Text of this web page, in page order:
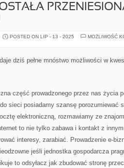
POSTED ON LIP - 13 - 2025
MOŻLIWOŚĆ
dziś pełne mnóstwo możliwości w
część prowadzonego przez nas życia
do sieci posiadamy szansę porozumiewać
elektroniczną, rozmawiamy ze
to nie tylko zabawa i kontakt z
interesy, zarabiać. Prowadzenie e-
jeśli jednostka gospodarcza
to odsyłacz jak zbudować stronę